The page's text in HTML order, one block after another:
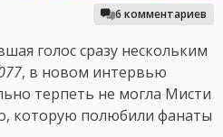
6 комментариев
голос сразу нескольким
, в новом интервью
терпеть не могла Мисти
которую полюбили фанаты